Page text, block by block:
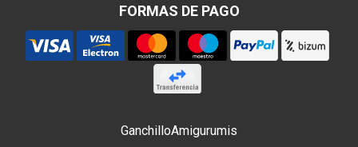
FORMAS DE PAGO
GanchilloAmigurumis